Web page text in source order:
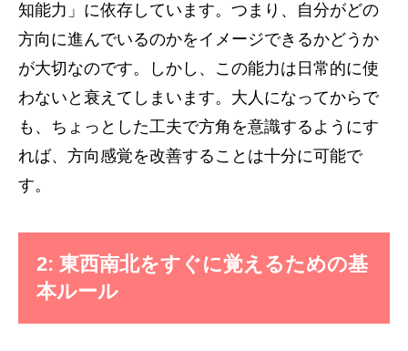
知能力」に依存しています。つまり、自分がどの
方向に進んでいるのかをイメージできるかどうか
が大切なのです。しかし、この能力は日常的に使
わないと衰えてしまいます。大人になってからで
も、ちょっとした工夫で方角を意識するようにす
れば、方向感覚を改善することは十分に可能で
す。
2: 東西南北をすぐに覚えるための基
本ルール